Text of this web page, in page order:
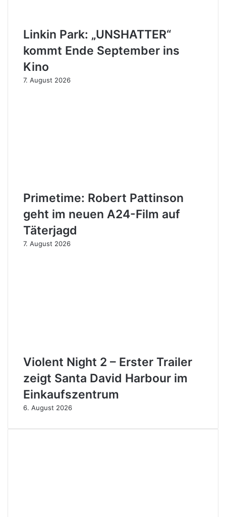
Linkin Park: „UNSHATTER“
kommt Ende September ins
Kino
7. August 2026
Primetime: Robert Pattinson
geht im neuen A24-Film auf
Täterjagd
7. August 2026
Violent Night 2 – Erster Trailer
zeigt Santa David Harbour im
Einkaufszentrum
6. August 2026